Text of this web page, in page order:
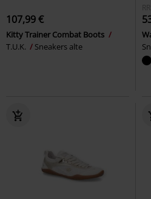
107,99 €
Kitty Trainer Combat Boots
T.U.K.
Sneakers alte
RRP